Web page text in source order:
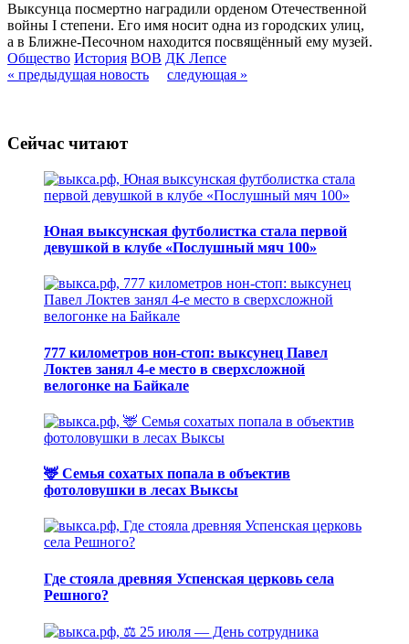
Выксунца посмертно наградили орденом Отечественной
войны I степени. Его имя носит одна из городских улиц,
а в Ближне-Песочном находится посвящённый ему музей.
Общество История ВОВ ДК Лепсе
« предыдущая новость
следующая »
Сейчас читают
Юная выксунская футболистка стала первой
девушкой в клубе «Послушный мяч 100»
777 километров нон-стоп: выксунец Павел
Локтев занял 4-е место в сверхсложной
велогонке на Байкале
🦌 Семья сохатых попала в объектив
фотоловушки в лесах Выксы
Где стояла древняя Успенская церковь села
Решного?